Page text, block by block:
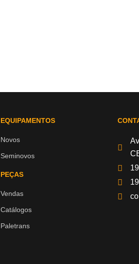
EQUIPAMENTOS
Novos
Seminovos
PEÇAS
Vendas
Catálogos
Paletrans